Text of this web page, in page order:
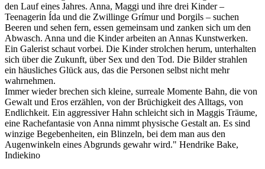
den Lauf eines Jahres. Anna, Maggi und ihre drei Kinder –
Teenagerin Ída und die Zwillinge Grímur und Þorgils – suchen
Beeren und sehen fern, essen gemeinsam und zanken sich um den
Abwasch. Anna und die Kinder arbeiten an Annas Kunstwerken.
Ein Galerist schaut vorbei. Die Kinder strolchen herum, unterhalten
sich über die Zukunft, über Sex und den Tod. Die Bilder strahlen
ein häusliches Glück aus, das die Personen selbst nicht mehr
wahrnehmen.
Immer wieder brechen sich kleine, surreale Momente Bahn, die von
Gewalt und Eros erzählen, von der Brüchigkeit des Alltags, von
Endlichkeit. Ein aggressiver Hahn schleicht sich in Maggis Träume,
eine Rachefantasie von Anna nimmt physische Gestalt an. Es sind
winzige Begebenheiten, ein Blinzeln, bei dem man aus den
Augenwinkeln eines Abgrunds gewahr wird." Hendrike Bake,
Indiekino